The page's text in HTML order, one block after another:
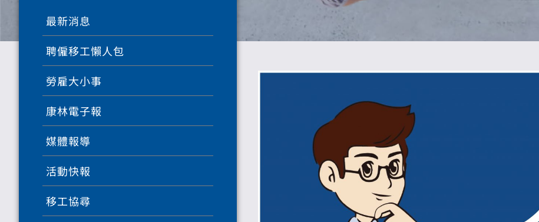
最新消息
聘僱移工懶人包
勞雇大小事
康林電子報
媒體報導
活動快報
移工協尋